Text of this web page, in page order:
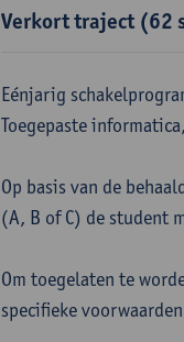
Verkort traject (62
Eénjarig
Toegepaste
Op basis van de
(A, B of C) de student
Om toegelaten te
specifieke